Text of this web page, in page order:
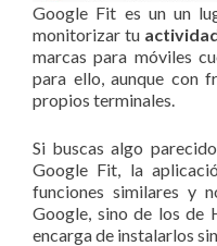
Google Fit es un un
monitorizar tu
marcas para móviles
para ello, aunque con
propios terminales.
Si buscas algo
Google Fit, la
funciones similares y
Google, sino de los de
encarga de instalarlos